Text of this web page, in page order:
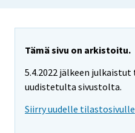
Tämä sivu on arkistoitu.
5.4.2022 jälkeen
uudistetulta sivustolta.
Siirry uudelle tilastosivulle